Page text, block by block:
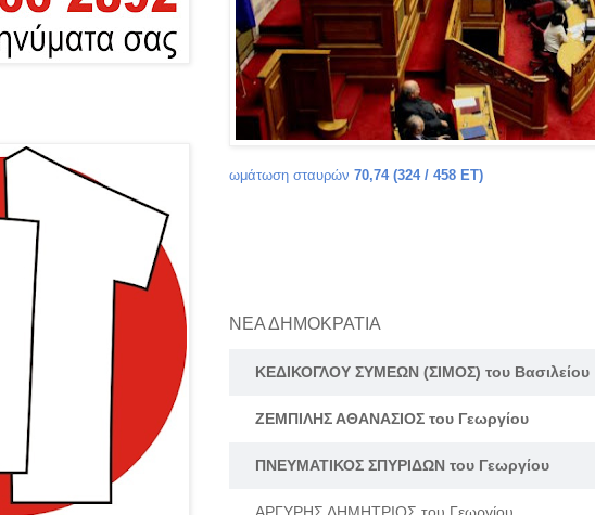
ωμάτωση σταυρών 70,74 (324 / 458 ΕΤ)
ΝΕΑ ΔΗΜΟΚΡΑΤΙΑ
ΚΕΔΙΚΟΓΛΟΥ ΣΥΜΕΩΝ (ΣΙΜΟΣ) του Βασιλείου
ΖΕΜΠΙΛΗΣ ΑΘΑΝΑΣΙΟΣ του Γεωργίου
ΠΝΕΥΜΑΤΙΚΟΣ ΣΠΥΡΙΔΩΝ του Γεωργίου